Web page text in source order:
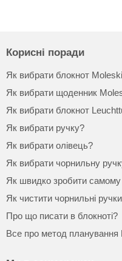
Корисні поради
Як вибрати блокнот
Як вибрати щоденник
Як вибрати блокнот
Як вибрати ручку?
Як вибрати олівець?
Як вибрати чорнильну
Як швидко зробити самому
Як чистити чорнильні
Про що писати в блокноті?
Все про метод планування